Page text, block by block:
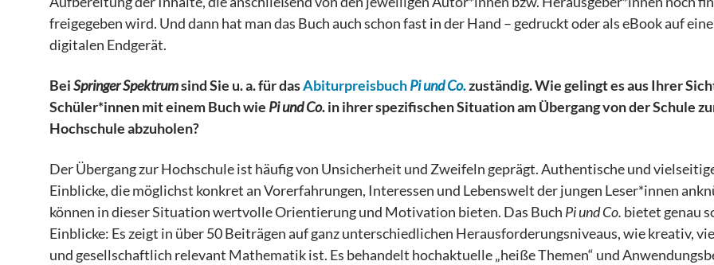
freigegeben wird. Und dann hat man das Buch auch schon fast in der Hand – gedruckt oder als eBook auf
digitalen Endgerät.
BeiSpringer Spektrumsind Sie u. a. für dasAbiturpreisbuchPi und Co.zuständig. Wie gelingt es aus Ihrer
Schüler*innen mit einem Buch wie Pi und Co.in ihrer spezifischen Situation am Übergang von der Schule
Hochschule abzuholen?
Der Übergang zur Hochschule ist häufig von Unsicherheit und Zweifeln geprägt. Authentische und
Einblicke, die möglichst konkret an Vorerfahrungen, Interessen und Lebenswelt der jungen Leser*innen
können in dieser Situation wertvolle Orientierung und Motivation bieten. Das Buch Pi und Co. bietet genau
Einblicke: Es zeigt in über 50 Beiträgen auf ganz unterschiedlichen Herausforderungsniveaus, wie kreativ,
und gesellschaftlich relevant Mathematik ist. Es behandelt hochaktuelle „heiße Themen“ und